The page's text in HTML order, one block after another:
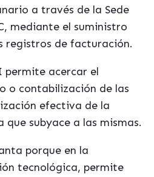
a través de la Sede
mediante el suministro
registros de facturación.
permite acercar el
o contabilización de las
efectiva de la
que subyace a las mismas.
porque en la
tecnológica, permite